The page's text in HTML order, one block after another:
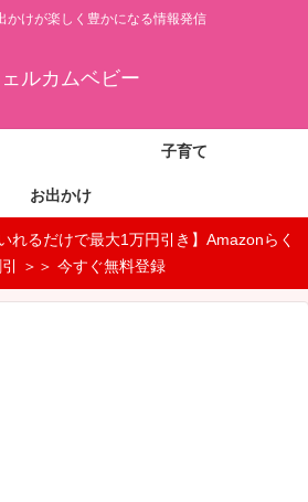
かけが楽しく豊かになる情報発信
ルカムベビー
子育て
お出かけ
れるだけで最大1万円引き】Amazonらく
＞＞ 今すぐ無料登録